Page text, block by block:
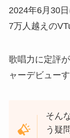
2024年6月30
7万人越えの
歌唱力に定評
ャーデビュー
そん
う疑